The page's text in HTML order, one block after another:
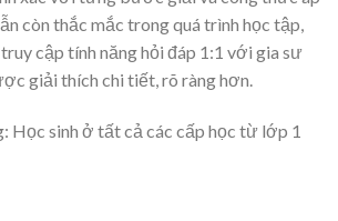
còn thắc mắc trong quá trình học tập,
cập tính năng hỏi đáp 1:1 với gia sư
giải thích chi tiết, rõ ràng hơn.
Học sinh ở tất cả các cấp học từ lớp 1